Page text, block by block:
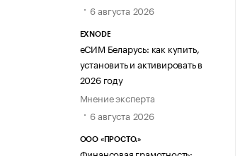
6 августа 2026
EXNODE
еСИМ Беларусь: как купить,
установить и активировать в
2026 году
Мнение эксперта
6 августа 2026
ООО «ПРОСТО.»